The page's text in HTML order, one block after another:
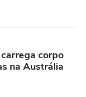
corpo
na Austrália